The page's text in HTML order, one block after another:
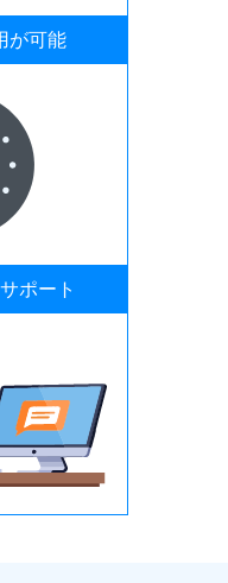
が可能
ポート